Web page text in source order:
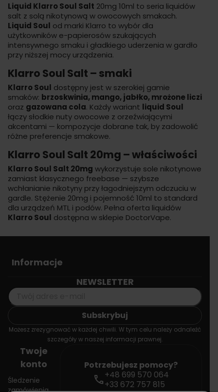
Liquid Klarro Soul Salt 20mg 10ml to seria liquidów
salt z solą nikotynową w owocowych smakach.
Liquid Soul od marki Klarro to wybór dla
użytkowników e-papierosów szukających
intensywnego smaku i gładkiego uderzenia w gardło
przy niższej mocy urządzenia.
Klarro Soul Salt – smaki
Klarro Soul dostępny jest w szerokiej gamie
smaków: brzoskwinia, mango, jabłko, mrożone liczi
oraz gazowana cola. Każdy wariant liquid Soul
łączy słodkie nuty owocowe z orzeźwiającymi
akcentami — kompozycje dobrane tak, by zadowolić
różne preferencje smakowe.
Klarro Soul Salt 20mg – właściwości
Klarro Soul Salt 20mg wykorzystuje sole nikotynowe
zamiast klasycznego freebase — szybsze
wchłanianie nikotyny przy łagodniejszym odczuciu w
gardle. Stężenie 20mg i pojemność 10ml to standard
dla urządzeń MTL i podów. Pełna oferta liquidów
Klarro Soul dostępna w sklepie DoctorVape.
Informacje
NEWSLETTER
Możesz zrezygnować w każdej chwili. W tym celu należy odnaleźć
szczegóły w naszej informacji prawnej.
Twoje
konto
Śledzenie
zamówienia
Potrzebujesz pomocy?
call+48 699 570 064
+33 672 757 815